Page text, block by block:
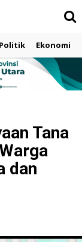
Politik Ekonomi
Tana
dan